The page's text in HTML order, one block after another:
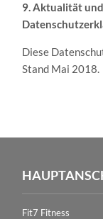
9. Aktualität
Diese
Stand Mai 2018.
Fit7 Fitness